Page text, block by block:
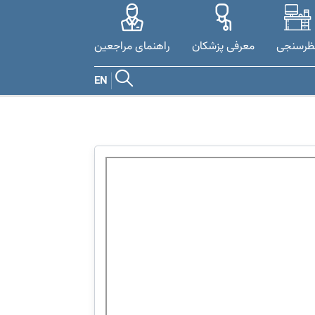
معرفی پزشکان راهنمای مراجعین
EN